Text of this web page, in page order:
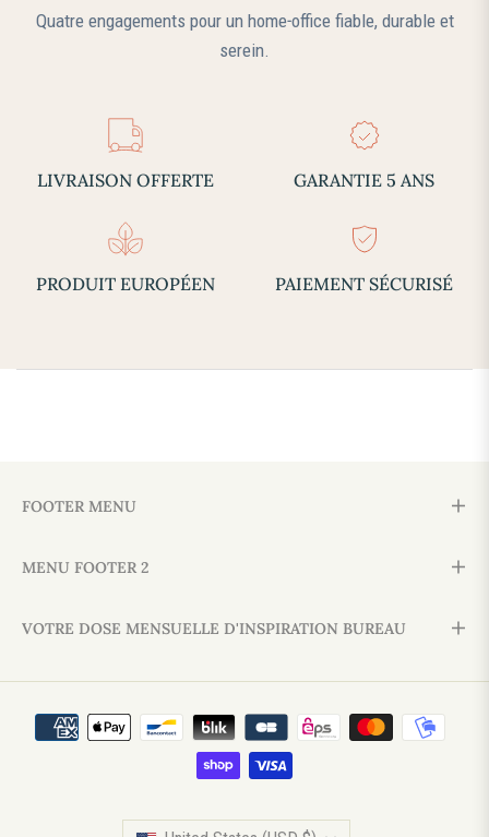
Quatre engagements pour un home‑office fiable, durable et
serein.
LIVRAISON OFFERTE GARANTIE 5 ANS
PRODUIT EUROPÉEN PAIEMENT SÉCURISÉ
FOOTER MENU
MENU FOOTER 2
VOTRE DOSE MENSUELLE D'INSPIRATION BUREAU